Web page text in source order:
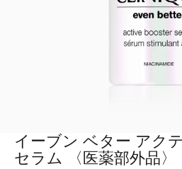
イーブン ベター アク
セラム​ 〈医薬部外品〉